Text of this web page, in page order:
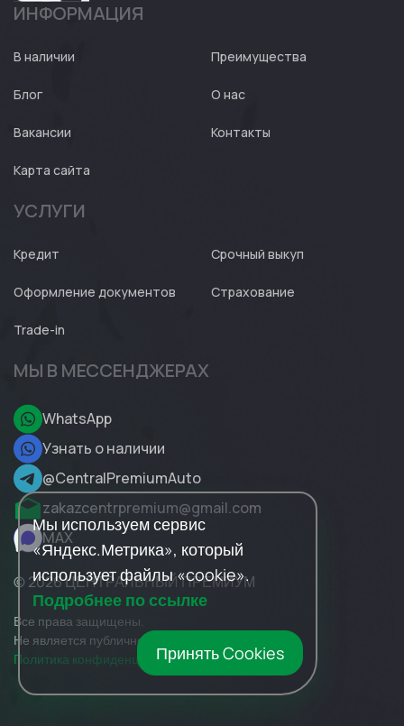
Авто
ИНФОРМАЦИЯ
В наличии Преимущества
Блог О нас
Вакансии Контакты
Карта сайта
УСЛУГИ
Кредит Срочный выкуп
Оформление документов Страхование
Trade-in
МЫ В МЕССЕНДЖЕРАХ
WhatsApp
Узнать о наличии
@CentralPremiumAuto
zakazcentrpremium@gmail.com
MAX
© 2026 ЦЕНТРАЛЬНЫЙ ПРЕМИУМ
Все права защищены.
Не является публичной офертой.
Политика конфиденциальности
Мы используем сервис
«Яндекс.Метрика», который
использует файлы «cookie».
Подробнее по ссылке
Принять Cookies